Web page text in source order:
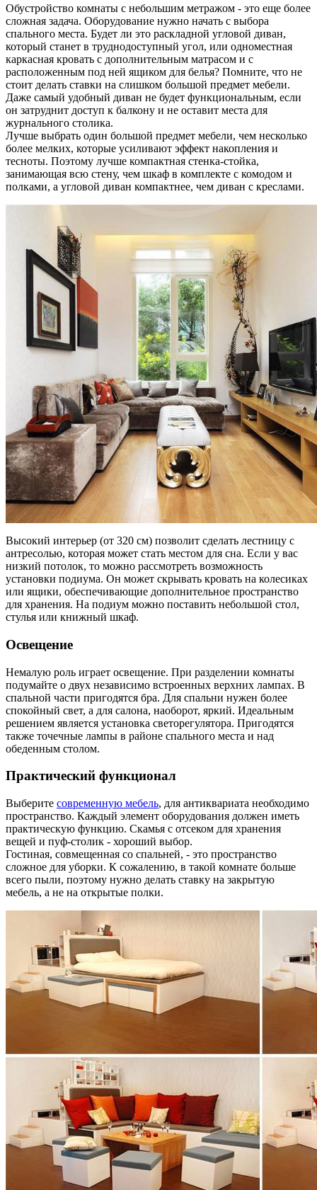
Обустройство комнаты с небольшим метражом - это еще более
сложная задача. Оборудование нужно начать с выбора
спального места. Будет ли это раскладной угловой диван,
который станет в труднодоступный угол, или одноместная
каркасная кровать с дополнительным матрасом и с
расположенным под ней ящиком для белья? Помните, что не
стоит делать ставки на слишком большой предмет мебели.
Даже самый удобный диван не будет функциональным, если
он затруднит доступ к балкону и не оставит места для
журнального столика.
Лучше выбрать один большой предмет мебели, чем несколько
более мелких, которые усиливают эффект накопления и
тесноты. Поэтому лучше компактная стенка-стойка,
занимающая всю стену, чем шкаф в комплекте с комодом и
полками, а угловой диван компактнее, чем диван с креслами.
Высокий интерьер (от 320 см) позволит сделать лестницу с
антресолью, которая может стать местом для сна. Если у вас
низкий потолок, то можно рассмотреть возможность
установки подиума. Он может скрывать кровать на колесиках
или ящики, обеспечивающие дополнительное пространство
для хранения. На подиум можно поставить небольшой стол,
стулья или книжный шкаф.
Освещение
Немалую роль играет освещение. При разделении комнаты
подумайте о двух независимо встроенных верхних лампах. В
спальной части пригодятся бра. Для спальни нужен более
спокойный свет, а для салона, наоборот, яркий. Идеальным
решением является установка светорегулятора. Пригодятся
также точечные лампы в районе спального места и над
обеденным столом.
Практический функционал
Выберите современную мебель, для антиквариата необходимо
пространство. Каждый элемент оборудования должен иметь
практическую функцию. Скамья с отсеком для хранения
вещей и пуф-столик - хороший выбор.
Гостиная, совмещенная со спальней, - это пространство
сложное для уборки. К сожалению, в такой комнате больше
всего пыли, поэтому нужно делать ставку на закрытую
мебель, а не на открытые полки.